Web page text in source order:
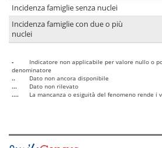
Incidenza famiglie senza nuclei
Incidenza famiglie con due o più
nuclei
-
Indicatore non applicabile per valore nullo o
denominatore
..
Dato non ancora disponibile
...
Dato non rilevato
....
La mancanza o esiguità del fenomeno rende i